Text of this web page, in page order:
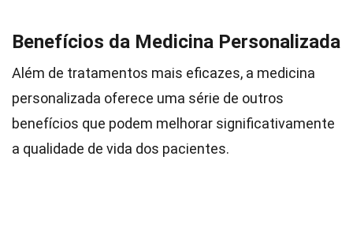
Benefícios da Medicina Personalizada
Além de tratamentos mais eficazes, a medicina
personalizada oferece uma série de outros
benefícios que podem melhorar significativamente
a qualidade de vida dos pacientes.